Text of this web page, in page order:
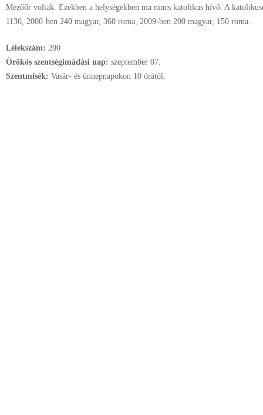
Mezőőr voltak. Ezekben a helységekben ma nincs katolikus hívő. A
1136, 2000-ben 240 magyar, 360 roma, 2009-ben 200 magyar, 150 roma.
Lélekszám: 200
Örökös szentségimádási nap: szeptember 07.
Szentmisék: Vasár- és ünnepnapokon 10 órától.